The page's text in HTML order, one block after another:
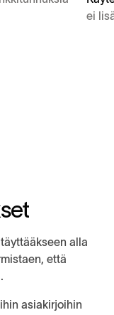
ei
set
alla
että
asiakirjoihin